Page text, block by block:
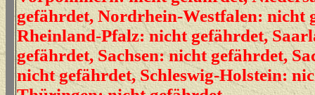
gefährdet, Nordrhein-Westfalen: nicht
Rheinland-Pfalz: nicht gefährdet,
gefährdet, Sachsen: nicht gefährdet,
nicht gefährdet, Schleswig-Holstein: